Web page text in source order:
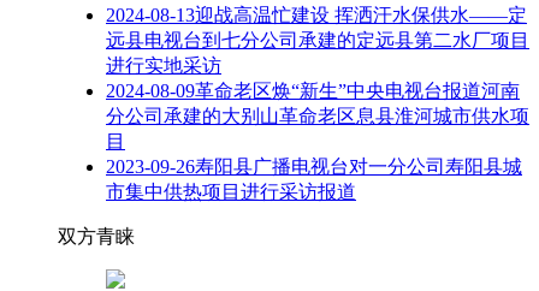
2024-08-13迎战高温忙建设 挥洒汗水保供水——定
远县电视台到七分公司承建的定远县第二水厂项目
进行实地采访
2024-08-09革命老区焕“新生”中央电视台报道河南
分公司承建的大别山革命老区息县淮河城市供水项
目
2023-09-26寿阳县广播电视台对一分公司寿阳县城
市集中供热项目进行采访报道
双方青睐